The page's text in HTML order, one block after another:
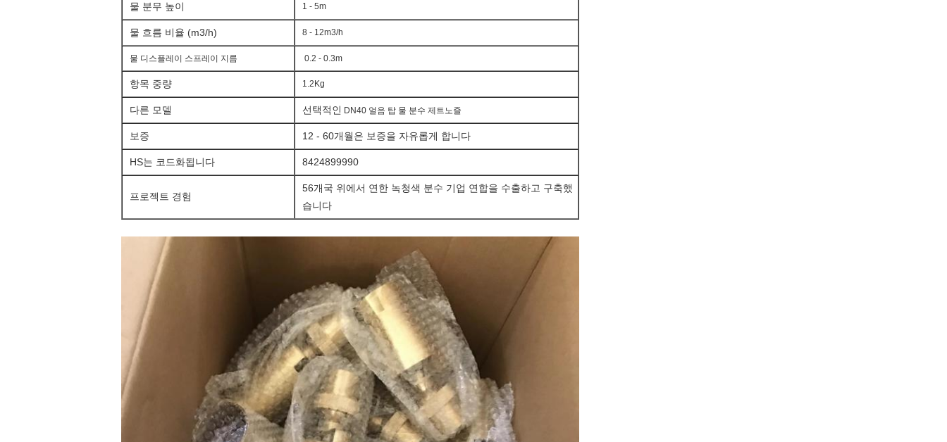
물 분무 높이 1 - 5m
물 흐름 비율 (m3/h) 8 - 12m3/h
물 디스플레이 스프레이 지름 0.2 - 0.3m
항목 중량 1.2Kg
다른 모델 선택적인 DN40 얼음 탑 물 분수 제트노즐
보증 12 - 60개월은 보증을 자유롭게 합니다
HS는 코드화됩니다 8424899990
프로젝트 경험
56개국 위에서 연한 녹청색 분수 기업 연합을 수출하고 구축했
습니다